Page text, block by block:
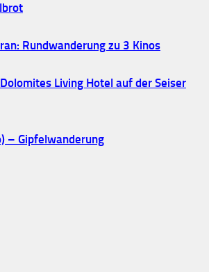
Rundwanderung zu 3 Kinos
Living Hotel auf der Seiser
– Gipfelwanderung